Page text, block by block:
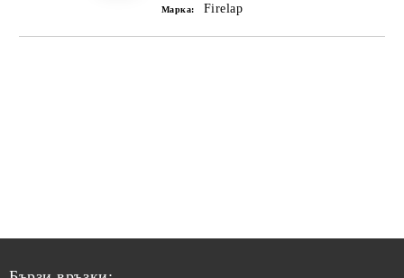
Марка: Firelap